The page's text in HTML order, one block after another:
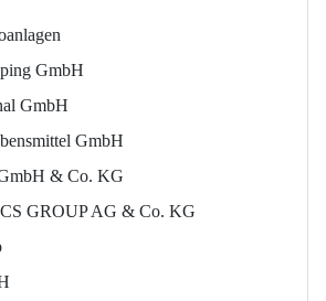
GmbH
GmbH
GmbH
& Co. KG
GROUP AG & Co. KG